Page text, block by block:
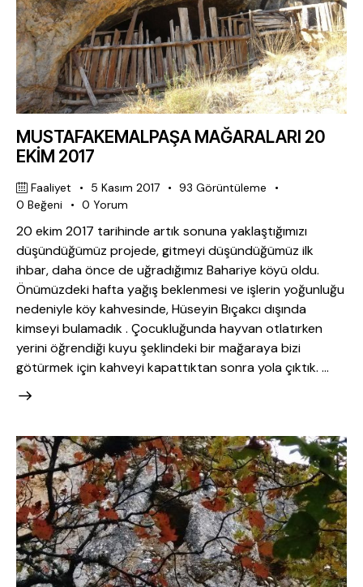
MUSTAFAKEMALPAŞA MAĞARALARI 20
EKİM 2017
Faaliyet 5 Kasım 2017 93 Görüntüleme
0 Beğeni 0 Yorum
20 ekim 2017 tarihinde artık sonuna yaklaştığımızı
düşündüğümüz projede, gitmeyi düşündüğümüz ilk
ihbar, daha önce de uğradığımız Bahariye köyü oldu.
Önümüzdeki hafta yağış beklenmesi ve işlerin yoğunluğu
nedeniyle köy kahvesinde, Hüseyin Bıçakcı dışında
kimseyi bulamadık . Çocukluğunda hayvan otlatırken
yerini öğrendiği kuyu şeklindeki bir mağaraya bizi
götürmek için kahveyi kapattıktan sonra yola çıktık. …